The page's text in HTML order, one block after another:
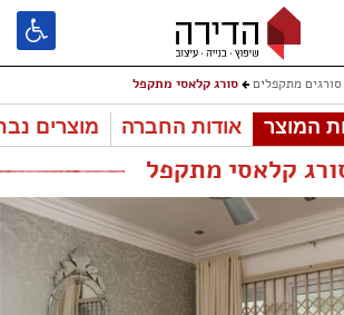
סורגים מתקפלים סורג קלאסי מתקפל
המוצר אודות החברה מוצרים
קלאסי מתקפל